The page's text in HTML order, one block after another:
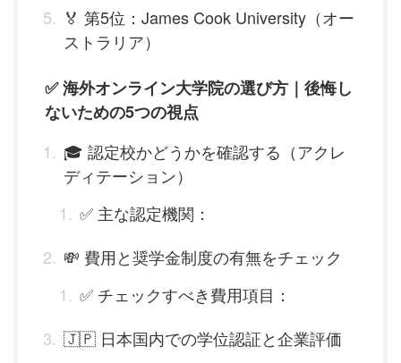
🏅 第5位：James Cook University（オー
ストラリア）
✅ 海外オンライン大学院の選び方｜後悔し
ないための5つの視点
🎓 認定校かどうかを確認する（アクレ
ディテーション）
✅ 主な認定機関：
💸 費用と奨学金制度の有無をチェック
✅ チェックすべき費用項目：
🇯🇵 日本国内での学位認証と企業評価